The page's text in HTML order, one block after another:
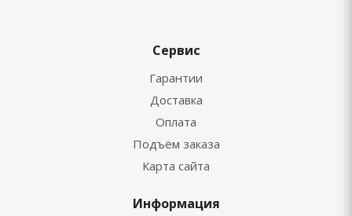
Сервис
Гарантии
Доставка
Оплата
Подъём заказа
Карта сайта
Информация